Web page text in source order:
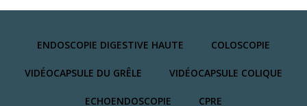
ENDOSCOPIE DIGESTIVE HAUTE COLOSCOPIE
VIDÉOCAPSULE DU GRÊLE VIDÉOCAPSULE COLIQUE
ECHOENDOSCOPIE CPRE